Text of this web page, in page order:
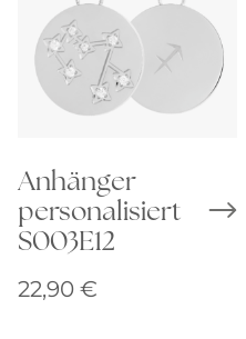
Anhänger
personalisiert
S003E12
22,90 €